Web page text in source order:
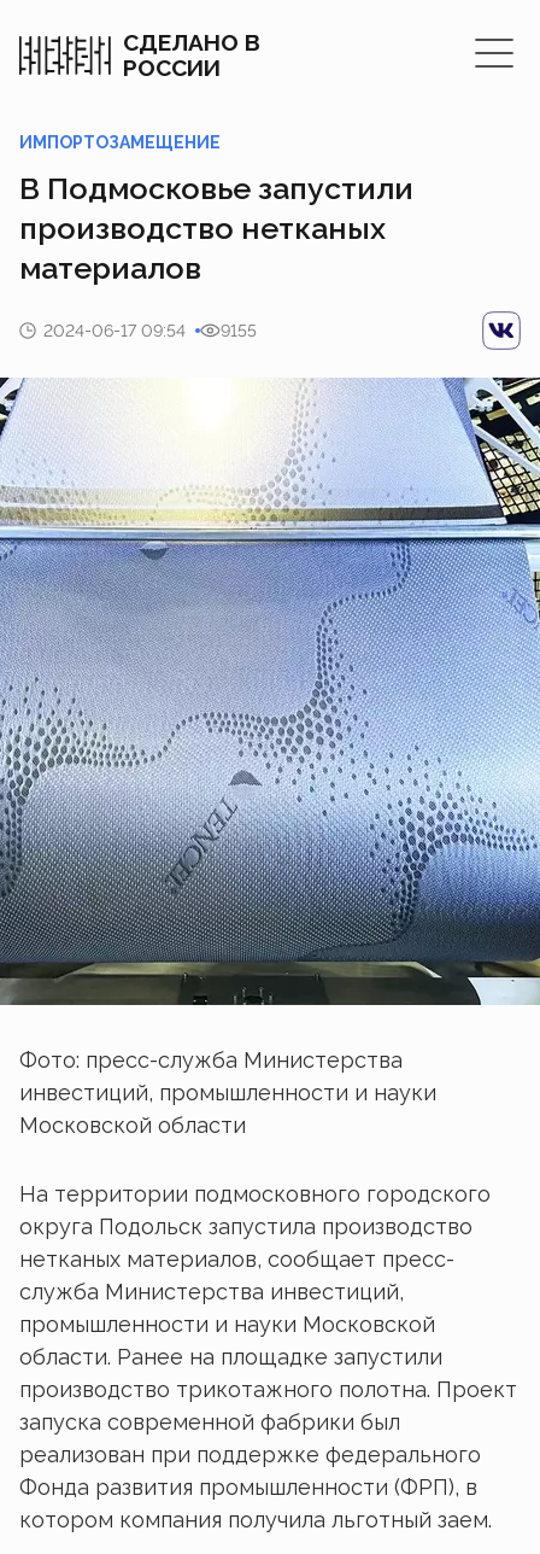
СДЕЛАНО В
РОССИИ
ИМПОРТОЗАМЕЩЕНИЕ
В Подмосковье запустили
производство нетканых
материалов
2024-06-17 09:54 9155
Фото: пресс-служба Министерства
инвестиций, промышленности и науки
Московской области
На территории подмосковного городского
округа Подольск запустила производство
нетканых материалов, сообщает пресс-
служба Министерства инвестиций,
промышленности и науки Московской
области. Ранее на площадке запустили
производство трикотажного полотна. Проект
запуска современной фабрики был
реализован при поддержке федерального
Фонда развития промышленности (ФРП), в
котором компания получила льготный заем.